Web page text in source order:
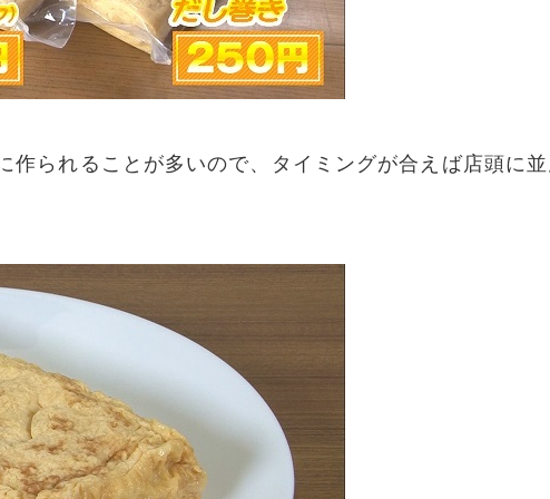
作られることが多いので、タイミングが合えば店頭に